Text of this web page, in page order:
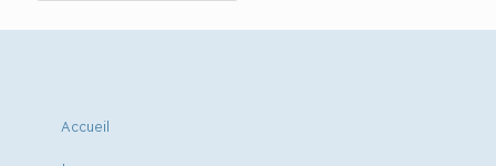
Accueil